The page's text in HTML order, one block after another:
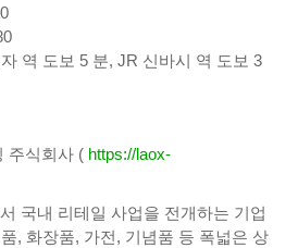
역 도보 5 분, JR 신바시 역 도보 3
주식회사 ( https://laox-
국내 리테일 사업을 전개하는 기업
, 화장품, 가전, 기념품 등 폭넓은 상